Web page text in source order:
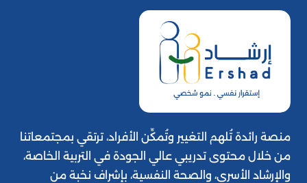
منصة رائدة تُلهم التغيير وتُمكِّن الأفراد، ترتقي بمجتمعاتنا
من خلال محتوى تدريبي عالي الجودة في التربية الخاصة،
والإرشاد الأسري، والصحة النفسية، بإشراف نخبة من